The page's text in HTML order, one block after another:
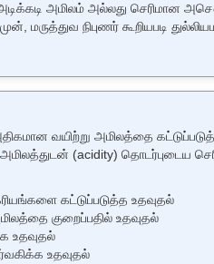
அமிலம் அல்லது செரிமான
மருத்துவ நிபுணர் கூறியபடி
வயிற்று அமிலத்தை
(acidity) தொடர்புடைய
கட்டுப்படுத்த உதவுதல்
குறைப்பதில் உதவுதல்
உதவுதல்
உதவுதல்